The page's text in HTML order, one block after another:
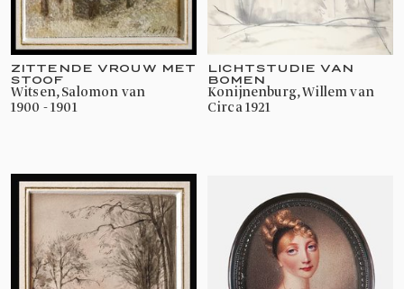
ZITTENDE VROUW MET
STOOF
Witsen, Salomon van
1900 - 1901
LICHTSTUDIE VAN
BOMEN
Konijnenburg, Willem van
circa 1921